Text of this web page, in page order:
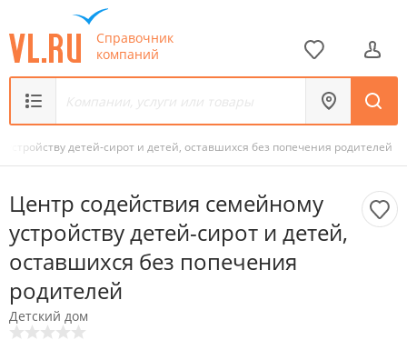
Справочник
компаний
детей-сирот и детей, оставшихся без попечения родителей
Центр содействия семейному
устройству детей-сирот и детей,
оставшихся без попечения
родителей
Детский дом